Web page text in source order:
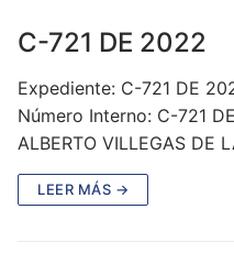
C-721 DE 2022
Expediente: C-721 DE
Número Interno: C-721
ALBERTO VILLEGAS DE
LEER MÁS →